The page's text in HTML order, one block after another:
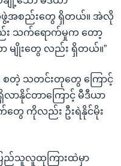
အစည်းတွေ ရှိတယ်။ အဲလို
သက်ရောက်မှုက တော့
ာ မျိုးတွေ လည်း ရှိတယ်။”
တဲ့ သတင်းတုတွေ ကြောင့်
လာနိုင်တာကြောင့် မီဒီယာ
တွေ ကိုလည်း ဦးရဲနိုင်မိုး
ြည်သူလူထုကြားထဲမှာ